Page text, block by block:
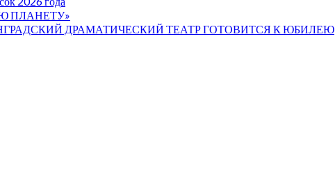
ПЛАНЕТУ»
ДРАМАТИЧЕСКИЙ ТЕАТР ГОТОВИТСЯ К ЮБИЛЕЮ